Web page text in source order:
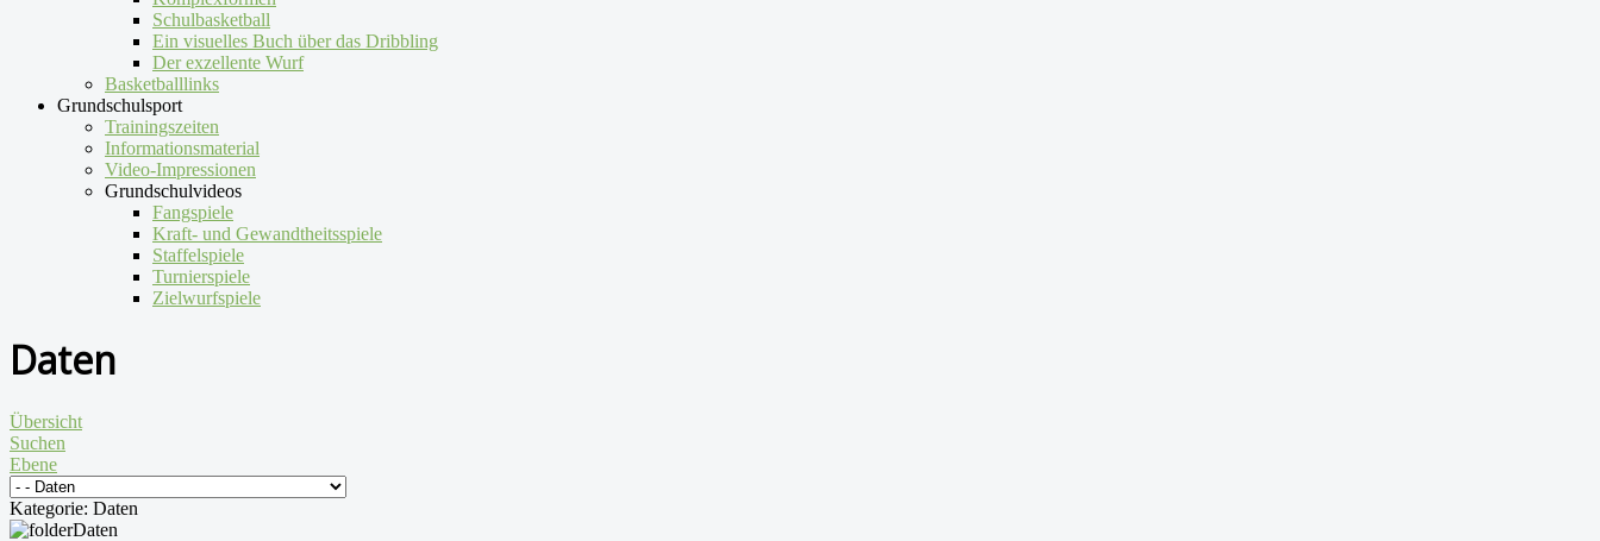
Schulbasketball
Ein visuelles Buch über das Dribbling
Der exzellente Wurf
Basketballlinks
Grundschulsport
Trainingszeiten
Informationsmaterial
Video-Impressionen
Grundschulvideos
Fangspiele
Kraft- und Gewandtheitsspiele
Staffelspiele
Turnierspiele
Zielwurfspiele
Daten
Übersicht
Suchen
Ebene
Kategorie: Daten
Daten